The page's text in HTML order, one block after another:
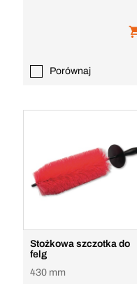
Porównaj
Stożkowa szczotka do
felg
430 mm